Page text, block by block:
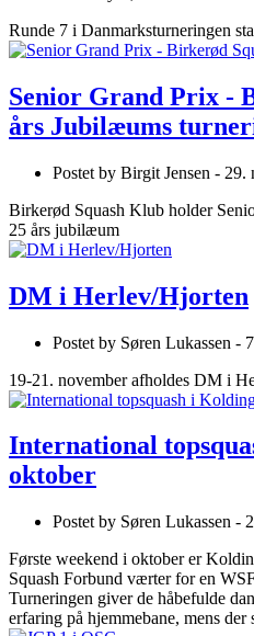
Runde 7 i Danmarksturneringen
Senior Grand Prix -
års Jubilæums
Postet by Birgit Jensen - 29.
Birkerød Squash Klub holder
25 års jubilæum
DM i Herlev/Hjorten
Postet by Søren Lukassen -
19-21. november afholdes DM i
International
oktober
Postet by Søren Lukassen -
Første weekend i oktober er
Squash Forbund værter for en
Turneringen giver de håbefulde
erfaring på hjemmebane, mens